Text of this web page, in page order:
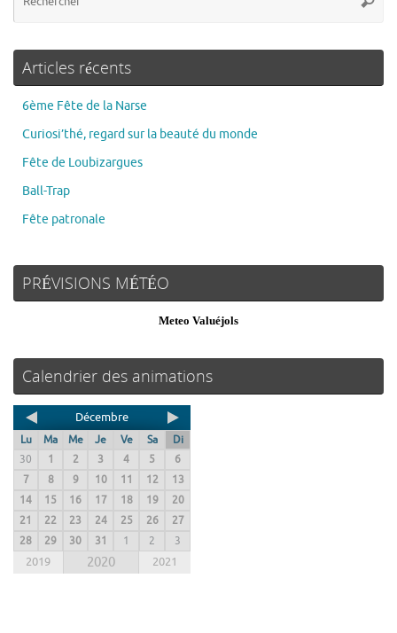
Articles récents
6ème Fête de la Narse
Curiosi’thé, regard sur la beauté du monde
Fête de Loubizargues
Ball-Trap
Fête patronale
PRÉVISIONS MÉTÉO
Meteo Valuéjols
Calendrier des animations
Décembre
Lu Ma Me Je Ve Sa
Di
30
1 2 3 4 5
6
7
8 9 10 11 12
13
14
15 16 17 18 19
20
21
22 23 24 25 26
27
28
29 30 31 1 2 3
2019 2020 2021